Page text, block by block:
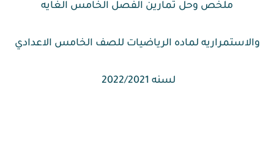
ملخص وحل تمارين الفصل الخامس الغايه
والاستمراريه لماده الرياضيات للصف الخامس الاعدادي
لسنه 2022/2021